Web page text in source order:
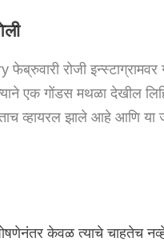
रोजी इन्स्टाग्रामवर
एक गोंडस मथळा देखील
व्हायरल झाले आहे आणि या
घोषणेनंतर केवळ त्याचे चाहतेच